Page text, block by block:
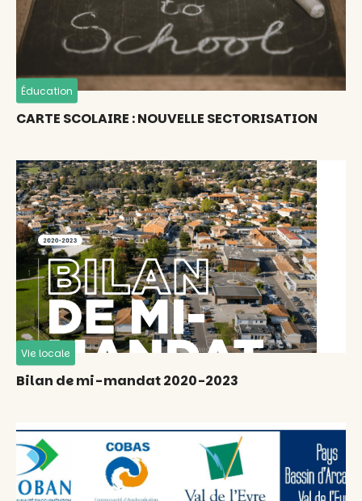
Éducation
CARTE SCOLAIRE : NOUVELLE SECTORISATION
Vie locale
Bilan de mi-mandat 2020-2023